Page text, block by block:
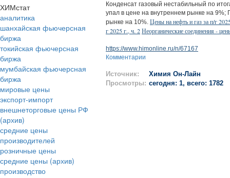
ХИМстат
аналитика
шанхайская фьючерсная
биржа
токийская фьючерсная
биржа
мумбайская фьючерсная
биржа
мировые цены
экспорт-импорт
внешнеторговые цены РФ
(архив)
средние цены
производителей
розничные цены
средние цены (архив)
производство
Конденсат газовый нестабильный по
упал в цене на внутреннем рынке на 9%;
рынке на 10%. Цены на нефть и газ за п/г
г 2025 г., ч. 2Неорганические соединения -
https://www.himonline.ru/n/67167
Комментарии
Источник:
Химия Он-Лайн
Просмотры: сегодня: 1, всего: 1782